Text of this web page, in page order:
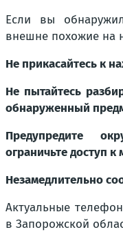
Если вы
внешне похожие на
Не прикасайтесь к
Не пытайтесь
обнаруженный
Предупредите
ограничьте доступ
Незамедлительно
Актуальные
в Запорожской